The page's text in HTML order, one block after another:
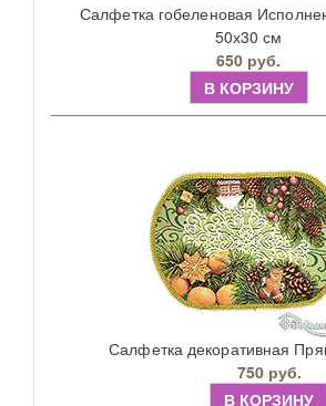
Салфетка гобеленовая
50х30 см
650 руб.
В КОРЗИНУ
Салфетка декоративная
750 руб.
В КОРЗИНУ